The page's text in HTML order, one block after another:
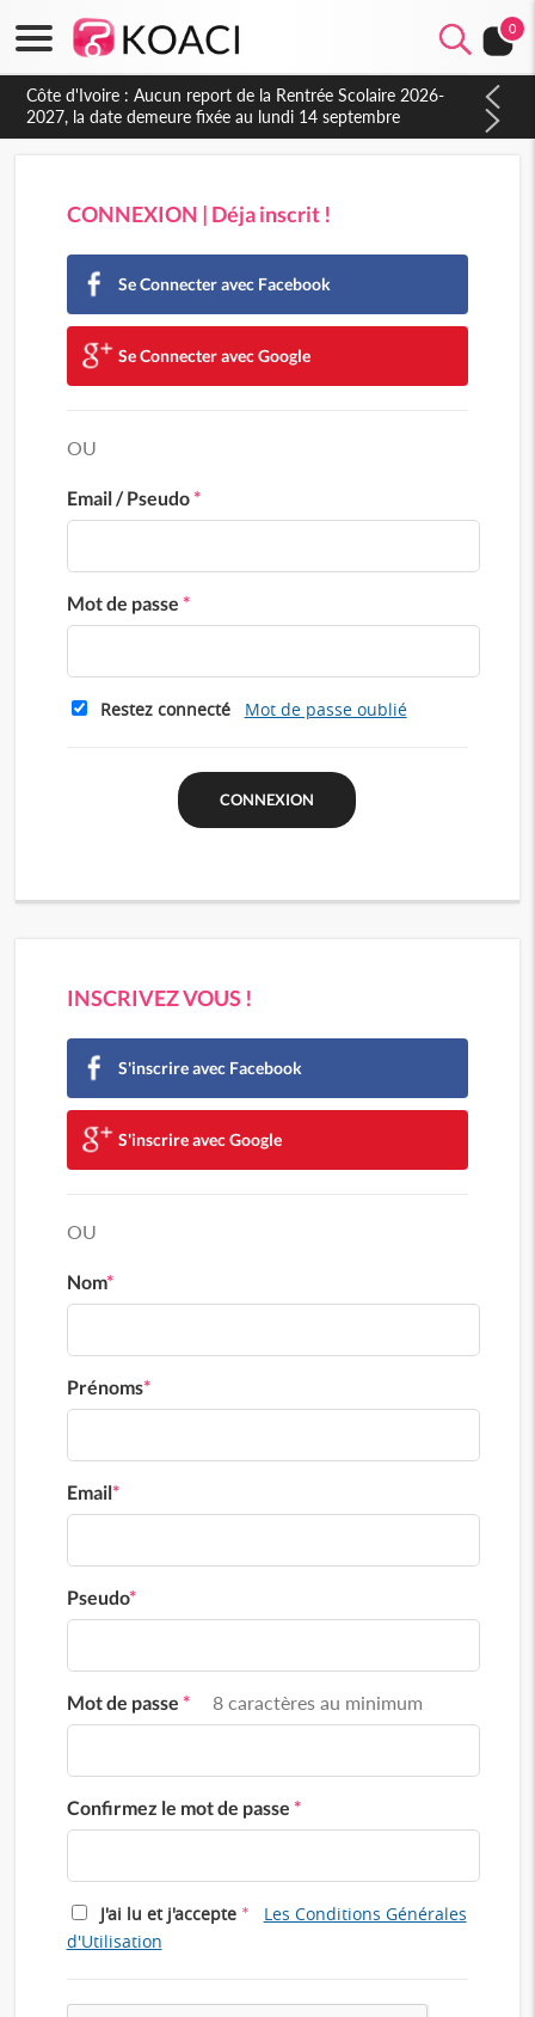
0
CONNEXION | Déja inscrit !
Se Connecter avec Facebook
Se Connecter avec Google
OU
Email / Pseudo*
Mot de passe *
Restez connecté Mot de passe oublié
INSCRIVEZ VOUS !
S'inscrire avec Facebook
S'inscrire avec Google
OU
Nom*
Prénoms*
Email*
Pseudo*
Mot de passe * 8 caractères au minimum
Confirmez le mot de passe *
J'ai lu et j'accepte *
Les Conditions Générales
d'Utilisation